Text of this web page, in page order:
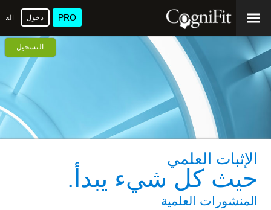
PRO دخول
التسجيل
الإثبات العلمي
حيث كل شيء يبدأ.
المنشورات العلمية